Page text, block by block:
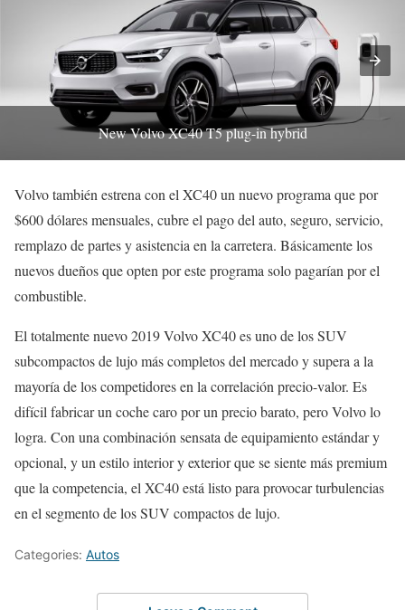
New Volvo XC40 T5 plug-in hybrid
Volvo también estrena con el XC40 un nuevo programa que por
$600 dólares mensuales, cubre el pago del auto, seguro, servicio,
remplazo de partes y asistencia en la carretera. Básicamente los
nuevos dueños que opten por este programa solo pagarían por el
combustible.
El totalmente nuevo 2019 Volvo XC40 es uno de los SUV
subcompactos de lujo más completos del mercado y supera a la
mayoría de los competidores en la correlación precio-valor. Es
difícil fabricar un coche caro por un precio barato, pero Volvo lo
logra. Con una combinación sensata de equipamiento estándar y
opcional, y un estilo interior y exterior que se siente más premium
que la competencia, el XC40 está listo para provocar turbulencias
en el segmento de los SUV compactos de lujo.
Categories: Autos